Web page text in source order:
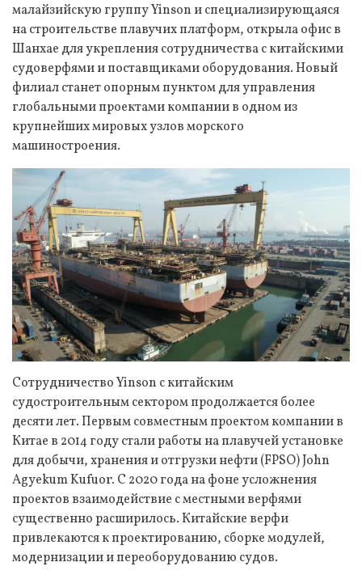
малайзийскую группу Yinson и специализирующаяся
на строительстве плавучих платформ, открыла офис в
Шанхае для укрепления сотрудничества с китайскими
судоверфями и поставщиками оборудования. Новый
филиал станет опорным пунктом для управления
глобальными проектами компании в одном из
крупнейших мировых узлов морского
машиностроения.
Сотрудничество Yinson с китайским
судостроительным сектором продолжается более
десяти лет. Первым совместным проектом компании в
Китае в 2014 году стали работы на плавучей установке
для добычи, хранения и отгрузки нефти (FPSO) John
Agyekum Kufuor. С 2020 года на фоне усложнения
проектов взаимодействие с местными верфями
существенно расширилось. Китайские верфи
привлекаются к проектированию, сборке модулей,
модернизации и переоборудованию судов.